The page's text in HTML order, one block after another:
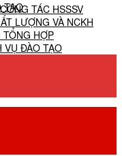
TẠO TÁC HSSSV
LƯỢNG VÀ NCKH
TỔNG HỢP
VỤ ĐÀO TẠO